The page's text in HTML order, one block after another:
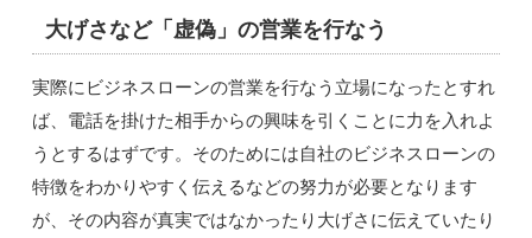
大げさなど「虚偽」の営業を行なう
実際にビジネスローンの営業を行なう立場になったとすれ
ば、電話を掛けた相手からの興味を引くことに力を入れよ
うとするはずです。そのためには自社のビジネスローンの
特徴をわかりやすく伝えるなどの努力が必要となります
が、その内容が真実ではなかったり大げさに伝えていたり